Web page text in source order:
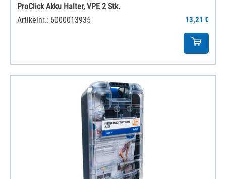
ProClick Akku Halter, VPE 2 Stk.
Artikelnr.: 6000013935
13,21 €